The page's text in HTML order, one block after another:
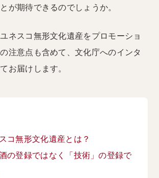
が期待できるのでしょうか。
ネスコ無形文化遺産をプロモーショ
注意点も含めて、文化庁へのインタ
お届けします。
コ無形文化遺産とは？
の登録ではなく「技術」の登録で